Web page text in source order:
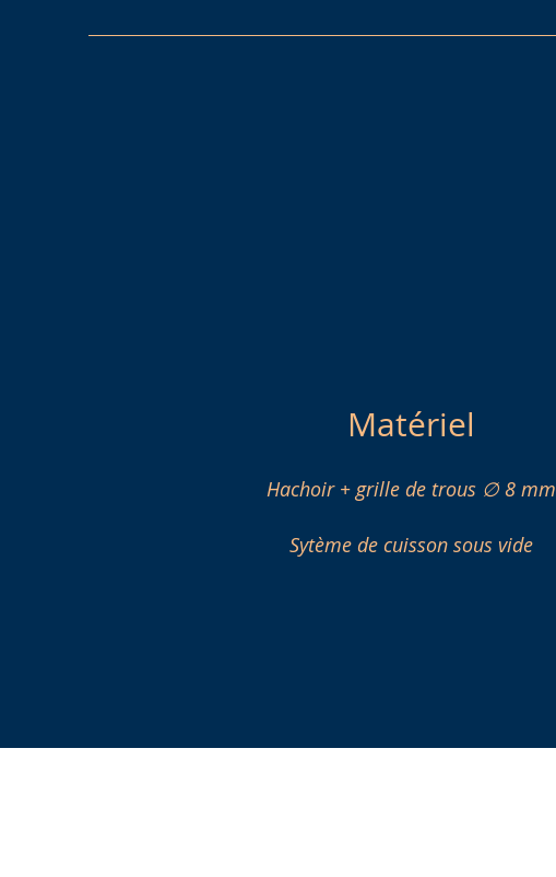
Matériel
Hachoir + grille de trous ∅ 8 mm
Sytème de cuisson sous vide